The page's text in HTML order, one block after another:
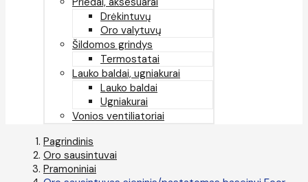
Drėkintuvų
Oro valytuvų
Šildomos grindys
Termostatai
Lauko baldai, ugniakurai
Lauko baldai
Ugniakurai
Vonios ventiliatoriai
Pagrindinis
Oro sausintuvai
Pramoniniai